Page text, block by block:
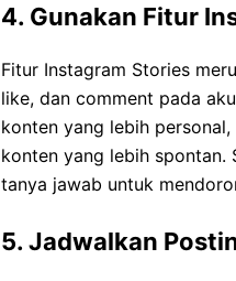
4. Gunakan Fitur
Fitur Instagram Stories
like, dan comment pada
konten yang lebih
konten yang lebih spontan.
tanya jawab untuk
5. Jadwalkan